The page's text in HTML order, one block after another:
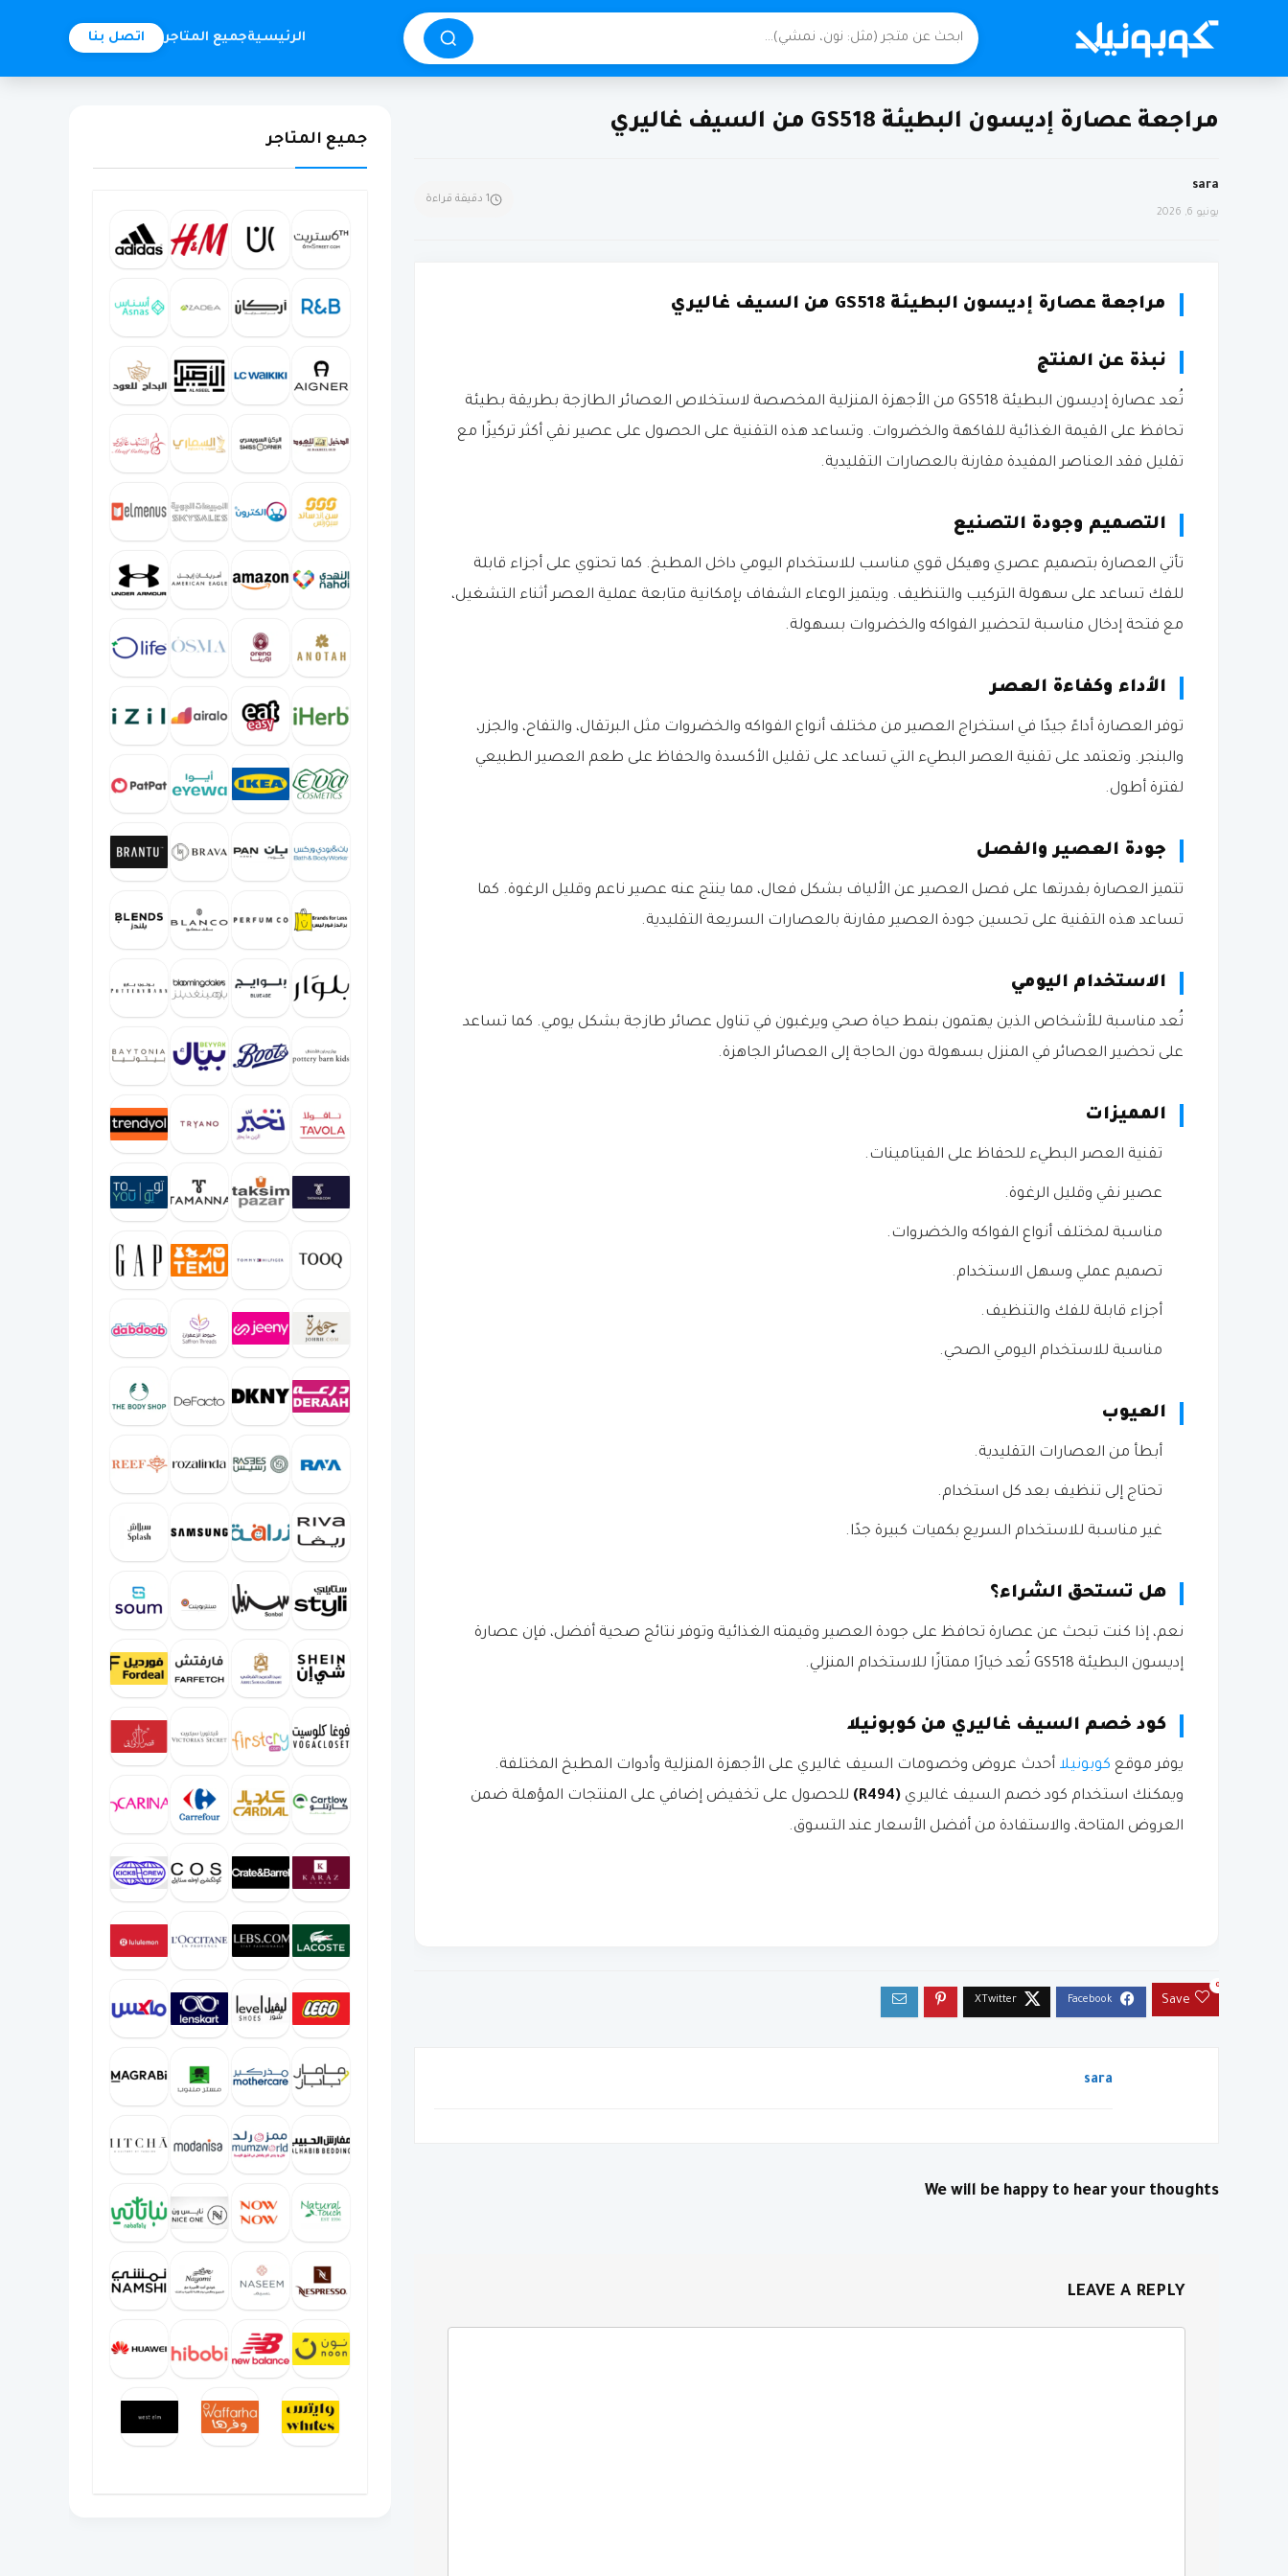
الرئيسيةجميع المتاجر اتصل بنا
مراجعة عصارة إديسون البطيئة GS518 من السيف غاليري
sara
يونيو 6, 2026
1 دقيقة قراءة
مراجعة عصارة إديسون البطيئة GS518 من السيف غاليري
نبذة عن المنتج
تُعد عصارة إديسون البطيئة GS518 من الأجهزة المنزلية المخصصة لاستخلاص العصائر الطازجة بطريقة بطيئة
تحافظ على القيمة الغذائية للفاكهة والخضروات. وتساعد هذه التقنية على الحصول على عصير نقي أكثر تركيزًا مع
تقليل فقد العناصر المفيدة مقارنة بالعصارات التقليدية.
التصميم وجودة التصنيع
تأتي العصارة بتصميم عصري وهيكل قوي مناسب للاستخدام اليومي داخل المطبخ. كما تحتوي على أجزاء قابلة
للفك تساعد على سهولة التركيب والتنظيف. ويتميز الوعاء الشفاف بإمكانية متابعة عملية العصر أثناء التشغيل،
مع فتحة إدخال مناسبة لتحضير الفواكه والخضروات بسهولة.
الأداء وكفاءة العصر
توفر العصارة أداءً جيدًا في استخراج العصير من مختلف أنواع الفواكه والخضروات مثل البرتقال، والتفاح، والجزر،
والبنجر. وتعتمد على تقنية العصر البطيء التي تساعد على تقليل الأكسدة والحفاظ على طعم العصير الطبيعي
لفترة أطول.
جودة العصير والفصل
تتميز العصارة بقدرتها على فصل العصير عن الألياف بشكل فعال، مما ينتج عنه عصير ناعم وقليل الرغوة. كما
تساعد هذه التقنية على تحسين جودة العصير مقارنة بالعصارات السريعة التقليدية.
الاستخدام اليومي
تُعد مناسبة للأشخاص الذين يهتمون بنمط حياة صحي ويرغبون في تناول عصائر طازجة بشكل يومي. كما تساعد
على تحضير العصائر في المنزل بسهولة دون الحاجة إلى العصائر الجاهزة.
المميزات
تقنية العصر البطيء للحفاظ على الفيتامينات.
عصير نقي وقليل الرغوة.
مناسبة لمختلف أنواع الفواكه والخضروات.
تصميم عملي وسهل الاستخدام.
أجزاء قابلة للفك والتنظيف.
مناسبة للاستخدام اليومي الصحي.
العيوب
أبطأ من العصارات التقليدية.
تحتاج إلى تنظيف بعد كل استخدام.
غير مناسبة للاستخدام السريع بكميات كبيرة جدًا.
هل تستحق الشراء؟
نعم، إذا كنت تبحث عن عصارة تحافظ على جودة العصير وقيمته الغذائية وتوفر نتائج صحية أفضل، فإن عصارة
إديسون البطيئة GS518 تُعد خيارًا ممتازًا للاستخدام المنزلي.
كود خصم السيف غاليري من كوبونيلا
يوفر موقع كوبونيلا أحدث عروض وخصومات السيف غاليري على الأجهزة المنزلية وأدوات المطبخ المختلفة.
ويمكنك استخدام كود خصم السيف غاليري (R494)
للحصول على تخفيض إضافي على المنتجات المؤهلة ضمن
العروض المتاحة، والاستفادة من أفضل الأسعار عند التسوق.
Save
0
sara
We will be happy to hear your thoughts
LEAVE A REPLY